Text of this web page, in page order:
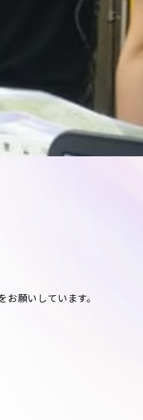
願いしています。